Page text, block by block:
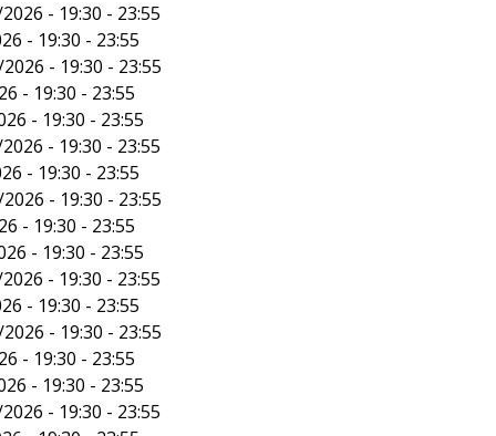
- 19:30 - 23:55
- 19:30 - 23:55
- 19:30 - 23:55
- 19:30 - 23:55
- 19:30 - 23:55
- 19:30 - 23:55
- 19:30 - 23:55
- 19:30 - 23:55
- 19:30 - 23:55
- 19:30 - 23:55
- 19:30 - 23:55
- 19:30 - 23:55
- 19:30 - 23:55
- 19:30 - 23:55
- 19:30 - 23:55
- 19:30 - 23:55